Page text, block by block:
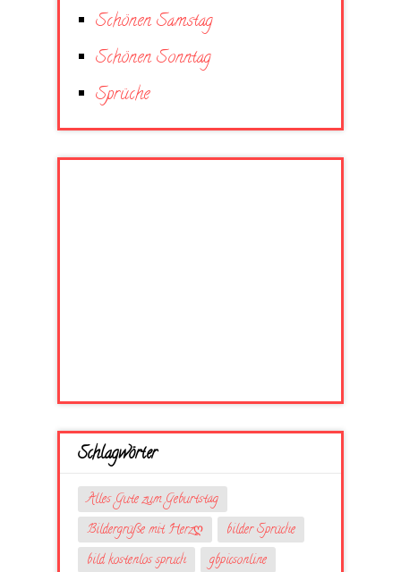
Schönen Samstag
Schönen Sonntag
Sprüche
Schlagwörter
Alles Gute zum Geburtstag
Bildergrüße mit Herzღ
bilder Sprüche
bild kostenlos spruch
gbpicsonline